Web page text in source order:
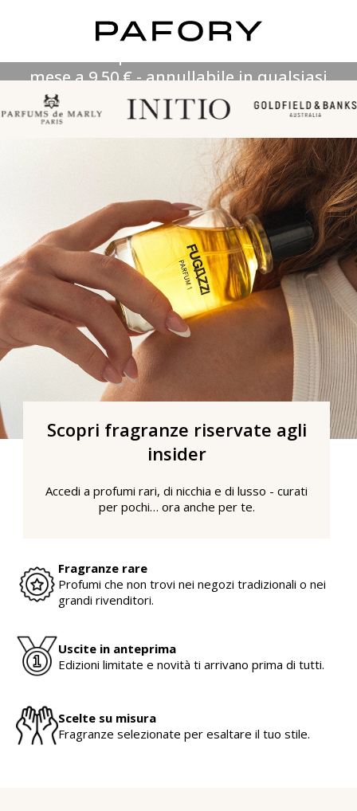
Questo è il tuo accesso a un mondo
mese a 9,50 € - annullabile in qualsiasi
momento.
SCOPRI I NUOVI PROFUMI
Bastano 4 domande per trovare la tua fragranza perfetta!
Scopri fragranze riservate agli
insider
Accedi a profumi rari, di nicchia e di lusso - curati
per pochi… ora anche per te.
Fragranze rare
Profumi che non trovi nei negozi tradizionali o nei
grandi rivenditori.
Uscite in anteprima
Edizioni limitate e novità ti arrivano prima di tutti.
Scelte su misura
Fragranze selezionate per esaltare il tuo stile.